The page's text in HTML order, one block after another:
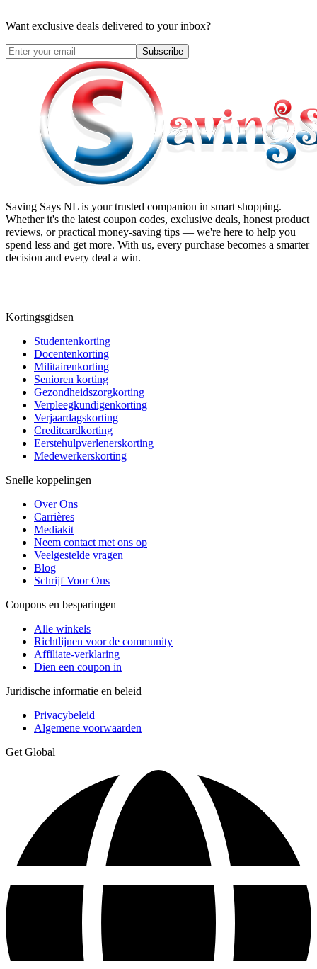
Want exclusive deals delivered to your inbox?
Subscribe
Saving Says NL is your trusted companion in smart shopping.
Whether it's the latest coupon codes, exclusive deals, honest product
reviews, or practical money-saving tips — we're here to help you
spend less and get more. With us, every purchase becomes a smarter
decision and every deal a win.
Kortingsgidsen
Studentenkorting
Docentenkorting
Militairenkorting
Senioren korting
Gezondheidszorgkorting
Verpleegkundigenkorting
Verjaardagskorting
Creditcardkorting
Eerstehulpverlenerskorting
Medewerkerskorting
Snelle koppelingen
Over Ons
Carrières
Mediakit
Neem contact met ons op
Veelgestelde vragen
Blog
Schrijf Voor Ons
Coupons en besparingen
Alle winkels
Richtlijnen voor de community
Affiliate-verklaring
Dien een coupon in
Juridische informatie en beleid
Privacybeleid
Algemene voorwaarden
Get Global